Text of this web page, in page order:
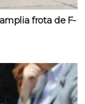
frota de F-